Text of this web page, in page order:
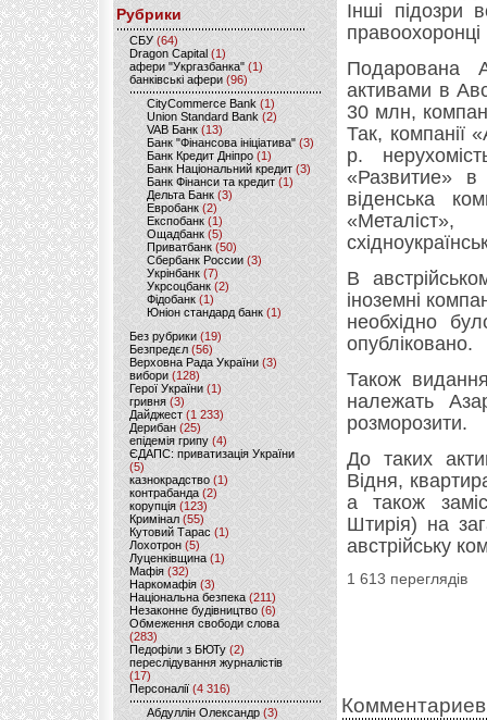
Рубрики
CБУ (64)
Dragon Capital (1)
афери "Укргазбанка" (1)
банківські афери (96)
CityCommerce Bank (1)
Union Standard Bank (2)
VAB Банк (13)
Банк "Фінансова ініціатива" (3)
Банк Кредит Дніпро (1)
Банк Національний кредит (3)
Банк Фінанси та кредит (1)
Дельта Банк (3)
Евробанк(2)
Експобанк (1)
Ощадбанк(5)
Приватбанк (50)
Сбербанк России (3)
Укрінбанк(7)
Укрсоцбанк (2)
Фідобанк (1)
Юніон стандард банк(1)
Без рубрики (19)
Безпредєл(56)
Верховна Рада України (3)
вибори(128)
Герої України(1)
гривня (3)
Дайджест (1 233)
Дерибан (25)
епідемія грипу (4)
ЄДАПС: приватизація України
(5)
казнокрадство (1)
контрабанда (2)
корупція (123)
Кримінал (55)
Кутовий Тарас (1)
Лохотрон(5)
Луценківщина (1)
Мафія (32)
Наркомафія (3)
Національна безпека (211)
Незаконне будівництво(6)
Обмеження свободи слова
(283)
Педофіли з БЮТу (2)
переслідування журналістів
(17)
Персоналії (4 316)
Абдуллін Олександр (3)
Інші підозри
правоохоронці
Подарована
активами в
30 млн,
Так, компанії
р.
«Развитие»
віденська
В
іноземні
необхідно
опубліковано.
Також
належать
розморозити.
До таких
Відня,
а також
Штирія) на
австрійську
1 613 переглядів